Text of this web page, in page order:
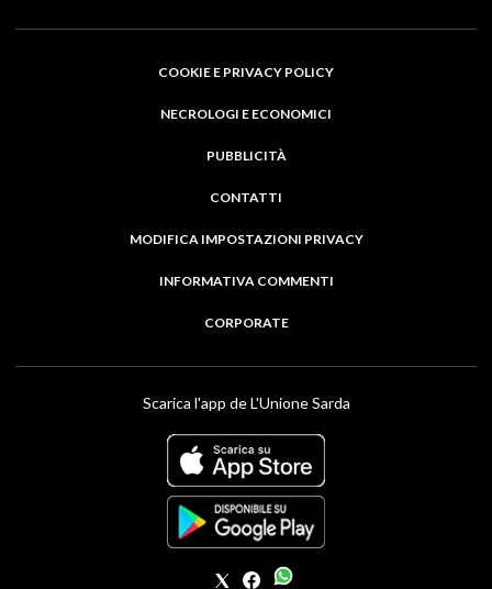
COOKIE E PRIVACY POLICY
NECROLOGI E ECONOMICI
PUBBLICITÀ
CONTATTI
MODIFICA IMPOSTAZIONI PRIVACY
INFORMATIVA COMMENTI
CORPORATE
Scarica l'app de L'Unione Sarda